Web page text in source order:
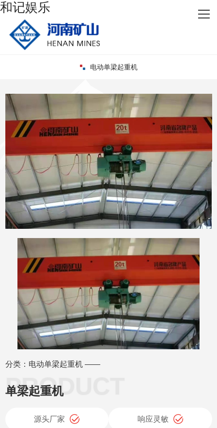
和记娱乐
网站首页
关于和记娱乐
厂容厂貌
客户案例
联系和记娱乐
电动单梁起重机
分类：电动单梁起重机 ——
单梁起重机
源头厂家 响应灵敏